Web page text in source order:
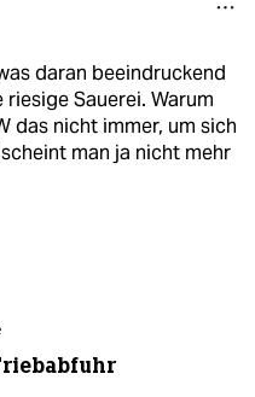
daran beeindruckend
Sauerei. Warum
das nicht immer, um sich
man ja nicht mehr